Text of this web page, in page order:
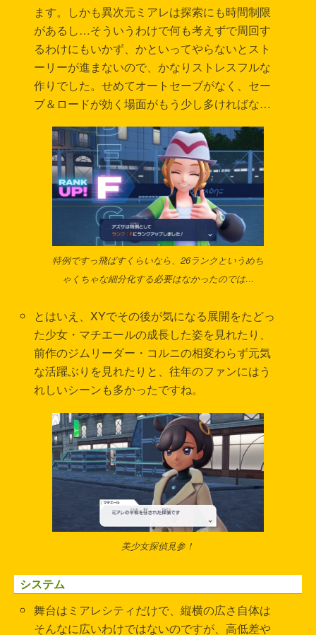
ます。しかも異次元ミアレは探索にも時間制限
があるし…そういうわけで何も考えずで周回す
るわけにもいかず、かといってやらないとスト
ーリーが進まないので、かなりストレスフルな
作りでした。せめてオートセーブがなく、セー
ブ＆ロードが効く場面がもう少し多ければな…
特例ですっ飛ばすくらいなら、26ランクというめち
ゃくちゃな細分化する必要はなかったのでは…
とはいえ、XYでその後が気になる展開をたどっ
た少女・マチエールの成長した姿を見れたり、
前作のジムリーダー・コルニの相変わらず元気
な活躍ぶりを見れたりと、往年のファンにはう
れしいシーンも多かったですね。
美少女探偵見参！
システム
舞台はミアレシティだけで、縦横の広さ自体は
そんなに広いわけではないのですが、高低差や